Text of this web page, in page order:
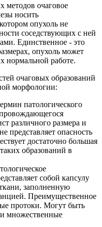
методов очаговое
носить
опухоль не
соседствующих с ней
Единственное - это
опухоль может
нормальной работе.
очаговых образований
морфологии:
патологического
различного размера и
представляет опасность
достаточно большая
образований в
собой капсулу
заполненную
Преимущественное
протоки. Могут быть
множественные